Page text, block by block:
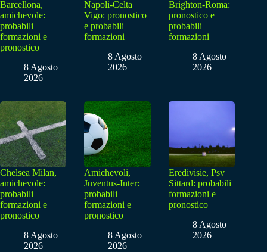
Barcellona,
amichevole:
probabili
formazioni e
pronostico
8 Agosto
2026
Napoli-Celta
Vigo: pronostico
e probabili
formazioni
8 Agosto
2026
Brighton-Roma:
pronostico e
probabili
formazioni
8 Agosto
2026
Chelsea Milan,
amichevole:
probabili
formazioni e
pronostico
8 Agosto
2026
Amichevoli,
Juventus-Inter:
probabili
formazioni e
pronostico
8 Agosto
2026
Eredivisie, Psv
Sittard: probabili
formazioni e
pronostico
8 Agosto
2026